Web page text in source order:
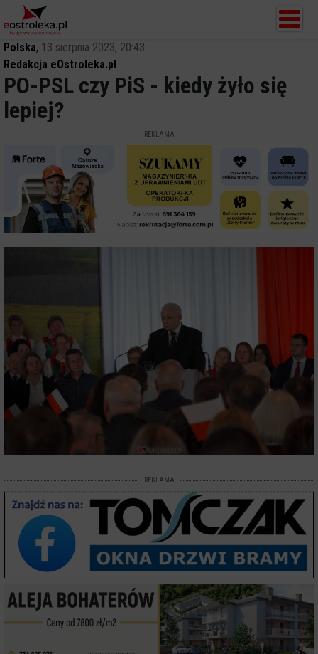
Polska, 13 sierpnia 2023, 20:43
Redakcja eOstroleka.pl
PO-PSL czy PiS - kiedy żyło się
lepiej?
REKLAMA
REKLAMA